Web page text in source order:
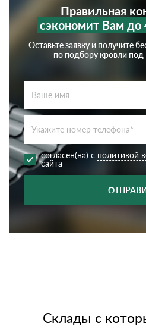
Правильная
сэкономит Вам до
Оставьте заявку и получите
по подбору кровли
согласен(на) с политикой
сайта
Склады с